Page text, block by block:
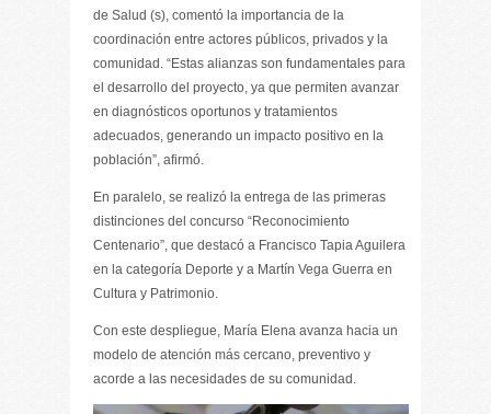
de Salud (s), comentó la importancia de la
coordinación entre actores públicos, privados y la
comunidad. “Estas alianzas son fundamentales para
el desarrollo del proyecto, ya que permiten avanzar
en diagnósticos oportunos y tratamientos
adecuados, generando un impacto positivo en la
población”, afirmó.
En paralelo, se realizó la entrega de las primeras
distinciones del concurso “Reconocimiento
Centenario”, que destacó a Francisco Tapia Aguilera
en la categoría Deporte y a Martín Vega Guerra en
Cultura y Patrimonio.
Con este despliegue, María Elena avanza hacia un
modelo de atención más cercano, preventivo y
acorde a las necesidades de su comunidad.